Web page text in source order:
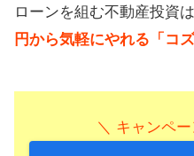
ローンを組む不動産投資
円から気軽にやれる「コ
＼ キャンペ